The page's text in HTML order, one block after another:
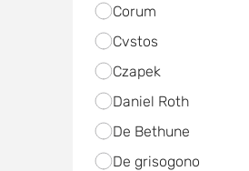
Corum
Cvstos
Czapek
Daniel Roth
De Bethune
De grisogono